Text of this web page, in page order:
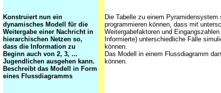
Konstruiert nun ein
dynamisches Modell für die
Weitergabe einer Nachricht in
hierarchischen Netzen so,
dass die Information zu
Beginn auch von 2, 3, ...
Jugendlichen ausgehen kann.
Beschreibt das Modell in Form
eines Flussdiagramms
Die Tabelle zu einem Pyramidensystem
programmieren können, dass mit
Weitergabefaktoren und
Informierte) unterschiedliche Fälle
können.
Das Modell in einem Flussdiagramm
können.